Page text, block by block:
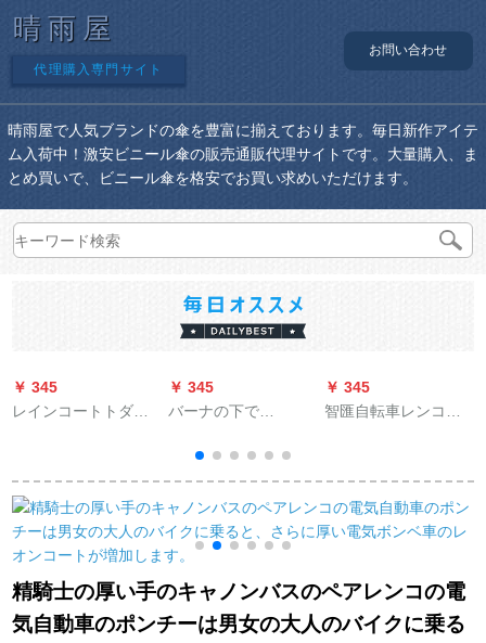
晴雨屋
代理購入専門サイト
お問い合わせ
晴雨屋で人気ブランドの傘を豊富に揃えております。毎日新作アイテ
ム入荷中！激安ビニール傘の販売通販代理サイトです。大量購入、ま
とめ買いで、ビニール傘を格安でお買い求めいただけます。
￥ 345
レインコートトダウ
ール服XLレインレー
ス
￥ 345
バーナの下で
ル女性紫外线対策折
りたたみた傘晴雨兼
用ミニ三つ折り二重
の黒傘浜梨椿
￥ 345
智匯自転車レンコー
ァン电気自动车アウ
ドアポンチ水晶-シン
グルス
精騎士の厚い手のキャノンバスのペアレンコの電
気自動車のポンチーは男女の大人のバイクに乗る